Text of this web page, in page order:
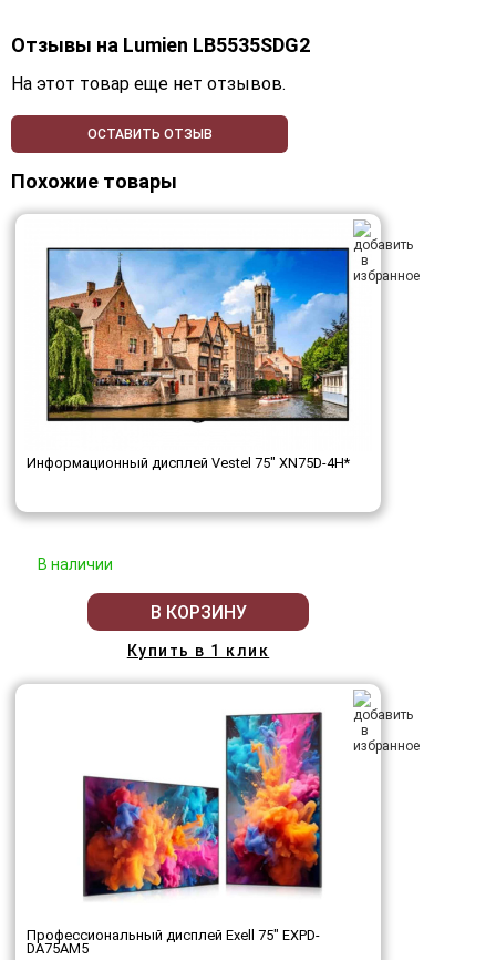
Отзывы на Lumien LB5535SDG2
На этот товар еще нет отзывов.
ОСТАВИТЬ ОТЗЫВ
Похожие товары
Информационный дисплей Vestel 75" XN75D-4H*
В наличии
В КОРЗИНУ
Купить в 1 клик
Профессиональный дисплей Exell 75" EXPD-
DA75AM5